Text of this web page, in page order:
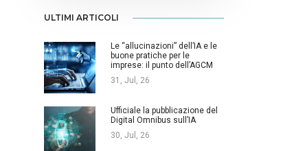
ULTIMI ARTICOLI
Le “allucinazioni” dell’IA e le
buone pratiche per le
imprese: il punto dell’AGCM
31, Jul, 26
Ufficiale la pubblicazione del
Digital Omnibus sull’IA
30, Jul, 26